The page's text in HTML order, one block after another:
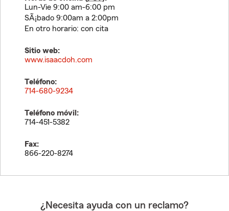
Lun-Vie 9:00 am-6:00 pm
SÃ¡bado 9:00am a 2:00pm
En otro horario: con cita
Sitio web:
www.isaacdoh.com
Teléfono:
714-680-9234
Teléfono móvil:
714-451-5382
Fax:
866-220-8274
¿Necesita ayuda con un reclamo?